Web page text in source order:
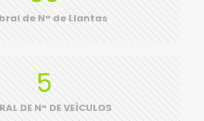
de N° de Llantas
5
DE N° DE VEÍCULOS